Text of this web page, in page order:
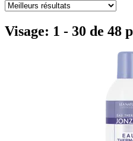
Visage: 1 - 30 de 48